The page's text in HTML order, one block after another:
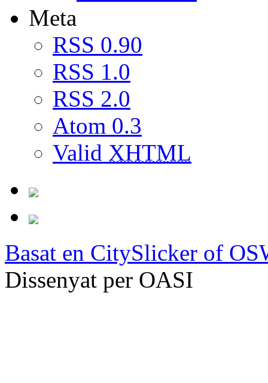
Meta
RSS 0.90
RSS 1.0
RSS 2.0
Atom 0.3
Valid XHTML
Basat en CitySlicker of
Dissenyat per OASI